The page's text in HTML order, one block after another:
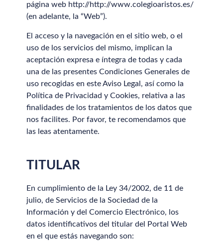
página web http://http://www.colegioaristos.es/
(en adelante, la “Web”).
El acceso y la navegación en el sitio web, o el
uso de los servicios del mismo, implican la
aceptación expresa e íntegra de todas y cada
una de las presentes Condiciones Generales de
uso recogidas en este Aviso Legal, así como la
Política de Privacidad y Cookies, relativa a las
finalidades de los tratamientos de los datos que
nos facilites. Por favor, te recomendamos que
las leas atentamente.
TITULAR
En cumplimiento de la Ley 34/2002, de 11 de
julio, de Servicios de la Sociedad de la
Información y del Comercio Electrónico, los
datos identificativos del titular del Portal Web
en el que estás navegando son: